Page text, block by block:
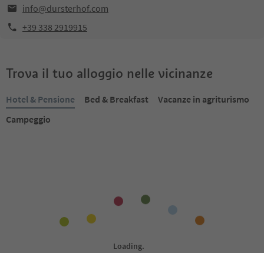
info@dursterhof.com
+39 338 2919915
Trova il tuo alloggio nelle vicinanze
Hotel & Pensione Bed & Breakfast
Vacanze in agriturismo
Campeggio